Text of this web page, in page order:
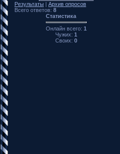
Результаты | Архив опросов
Всего ответов: 8
Статистика
Онлайн всего: 1
Чужих: 1
Своих: 0